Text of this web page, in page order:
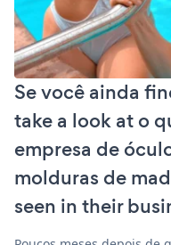
Se você ainda
take a look at o
empresa de
molduras de
seen in their